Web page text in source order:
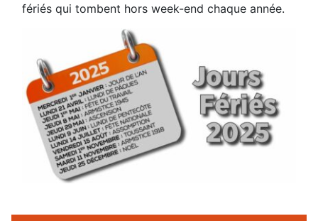
fériés qui tombent hors week-end chaque année.